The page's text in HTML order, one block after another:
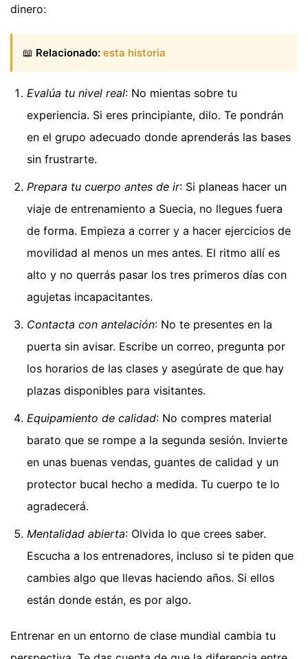
dinero:
📖 Relacionado: esta historia
Evalúa tu nivel real: No mientas sobre tu
experiencia. Si eres principiante, dilo. Te pondrán
en el grupo adecuado donde aprenderás las bases
sin frustrarte.
Prepara tu cuerpo antes de ir: Si planeas hacer un
viaje de entrenamiento a Suecia, no llegues fuera
de forma. Empieza a correr y a hacer ejercicios de
movilidad al menos un mes antes. El ritmo allí es
alto y no querrás pasar los tres primeros días con
agujetas incapacitantes.
Contacta con antelación: No te presentes en la
puerta sin avisar. Escribe un correo, pregunta por
los horarios de las clases y asegúrate de que hay
plazas disponibles para visitantes.
Equipamiento de calidad: No compres material
barato que se rompe a la segunda sesión. Invierte
en unas buenas vendas, guantes de calidad y un
protector bucal hecho a medida. Tu cuerpo te lo
agradecerá.
Mentalidad abierta: Olvida lo que crees saber.
Escucha a los entrenadores, incluso si te piden que
cambies algo que llevas haciendo años. Si ellos
están donde están, es por algo.
Entrenar en un entorno de clase mundial cambia tu